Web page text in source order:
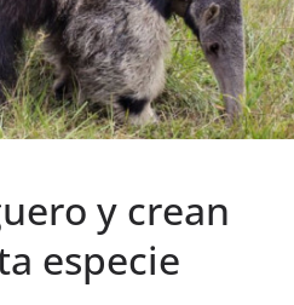
y crean
especie